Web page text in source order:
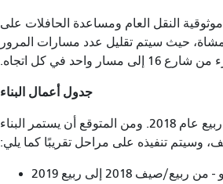
النقل العام ومساعدة الحافلات على
حيث سيتم تقليل عدد مسارات المرور
واحد في كل اتجاه.
جدول أعمال البناء
تم طرح عقد بناء المشروع حاليًا للمناقصة مع تاريخ بدء مبدئي في ربيع عام 2018. ومن المتوقع أن يستمر البناء
وسيتم تنفيذه على مراحل تقريبًا كما يلي:
2018 إلى ربيع 2019